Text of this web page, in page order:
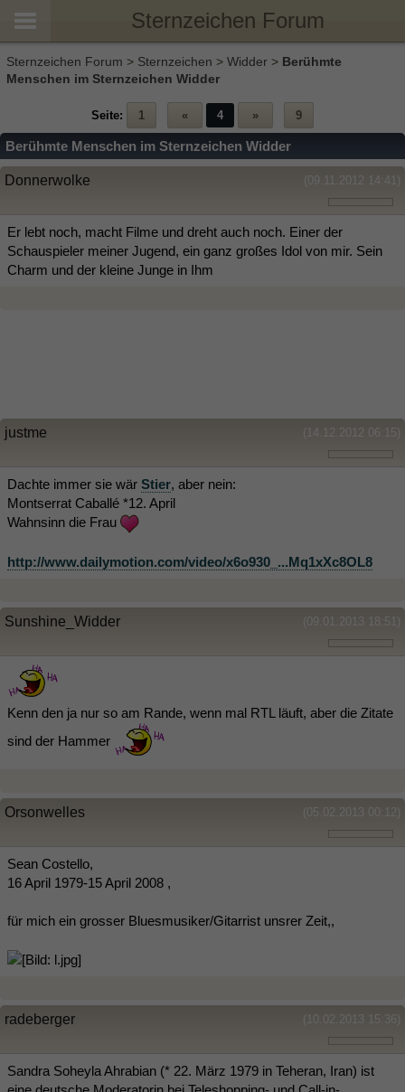
Sternzeichen Forum
Sternzeichen Forum > Sternzeichen > Widder > Berühmte
Menschen im Sternzeichen Widder
Seite: 1 « 4 » 9
Berühmte Menschen im Sternzeichen Widder
(09.11.2012 14:41)
Donnerwolke
Er lebt noch, macht Filme und dreht auch noch. Einer der
Schauspieler meiner Jugend, ein ganz großes Idol von mir. Sein
Charm und der kleine Junge in Ihm
(14.12.2012 06:15)
justme
Dachte immer sie wär Stier, aber nein:
Montserrat Caballé *12. April
Wahnsinn die Frau
http://www.dailymotion.com/video/x6o930_...Mq1xXc8OL8
(09.01.2013 18:51)
Sunshine_Widder
Kenn den ja nur so am Rande, wenn mal RTL läuft, aber die Zitate
sind der Hammer
(05.02.2013 00:12)
Orsonwelles
Sean Costello,
16 April 1979-15 April 2008 ,
für mich ein grosser Bluesmusiker/Gitarrist unsrer Zeit,,
(10.02.2013 15:36)
radeberger
Sandra Soheyla Ahrabian (* 22. März 1979 in Teheran, Iran) ist